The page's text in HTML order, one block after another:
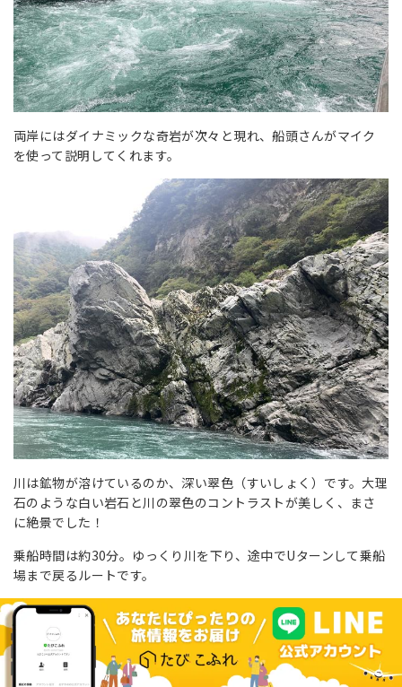
両岸にはダイナミックな奇岩が次々と現れ、船頭さんがマイク
を使って説明してくれます。
川は鉱物が溶けているのか、深い翠色（すいしょく）です。大理
石のような白い岩石と川の翠色のコントラストが美しく、まさ
に絶景でした！
乗船時間は約30分。ゆっくり川を下り、途中でUターンして乗船
場まで戻るルートです。